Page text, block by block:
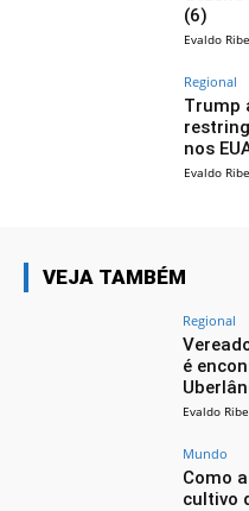
(6)
Evaldo
Regional
Trump
nos
Evaldo
VEJA TAMBÉM
Regional
é
Evaldo
Mundo
Como
cultivo